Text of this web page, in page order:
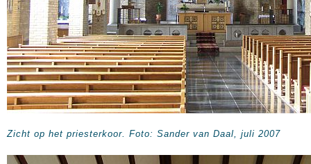
Zicht op het priesterkoor. Foto: Sander van Daal, juli 2007